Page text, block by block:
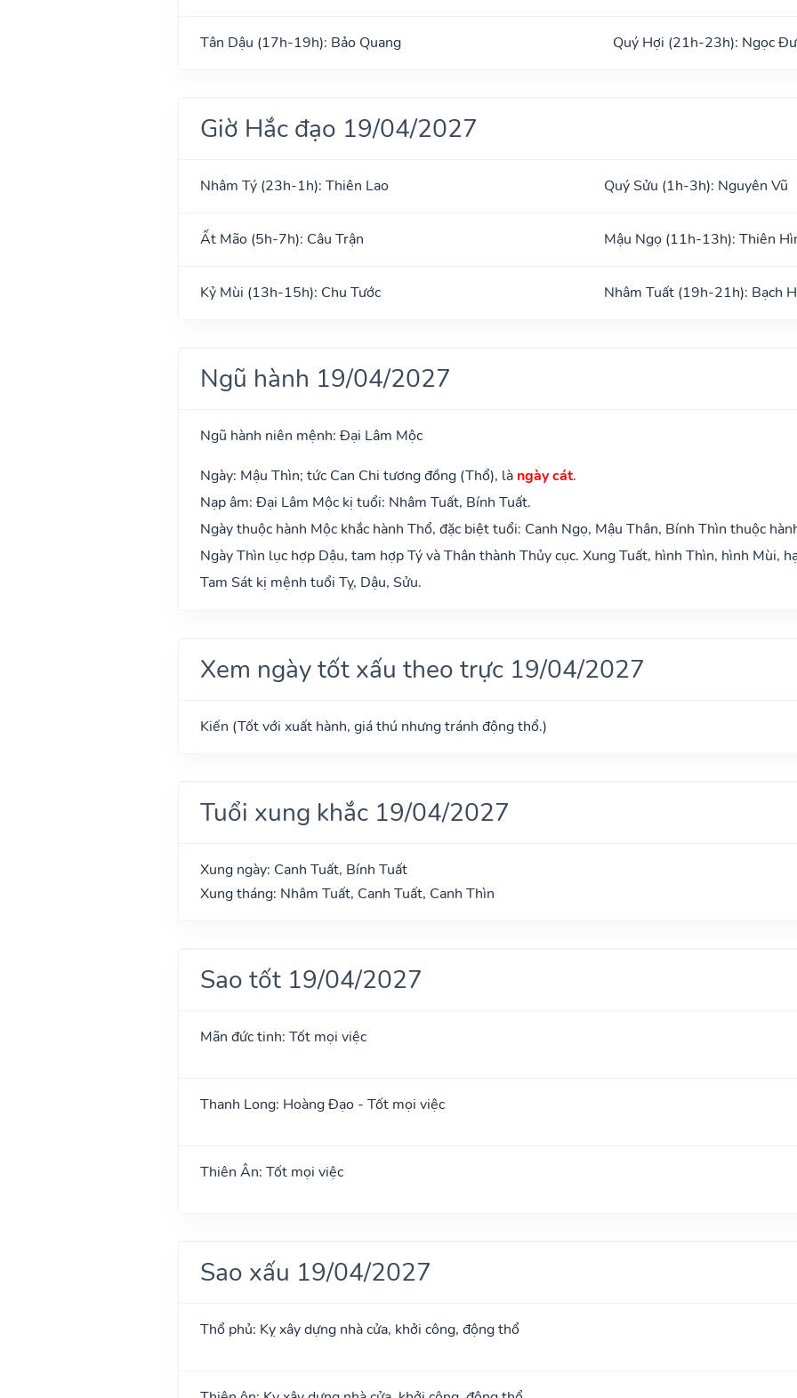
Tân Dậu (17h-19h): Bảo Quang Quý Hợi (21h-23h): Ngọc
Giờ Hắc đạo 19/04/2027
Nhâm Tý (23h-1h): Thiên Lao Quý Sửu (1h-3h): Nguyên Vũ
Ất Mão (5h-7h): Câu Trận Mậu Ngọ (11h-13h): Thiên
Kỷ Mùi (13h-15h): Chu Tước Nhâm Tuất (19h-21h): Bạch
Ngũ hành 19/04/2027
Ngũ hành niên mệnh: Đại Lâm Mộc
Ngày: Mậu Thìn; tức Can Chi tương đồng (Thổ), là ngày cát.
Nạp âm: Đại Lâm Mộc kị tuổi: Nhâm Tuất, Bính Tuất.
Ngày thuộc hành Mộc khắc hành Thổ, đặc biệt tuổi: Canh Ngọ, Mậu Thân, Bính Thìn thuộc
Ngày Thìn lục hợp Dậu, tam hợp Tý và Thân thành Thủy cục. Xung Tuất, hình Thìn, hình Mùi,
Tam Sát kị mệnh tuổi Tỵ, Dậu, Sửu.
Xem ngày tốt xấu theo trực 19/04/2027
Kiến (Tốt với xuất hành, giá thú nhưng tránh động thổ.)
Tuổi xung khắc 19/04/2027
Xung ngày: Canh Tuất, Bính Tuất
Xung tháng: Nhâm Tuất, Canh Tuất, Canh Thìn
Sao tốt 19/04/2027
Mãn đức tinh: Tốt mọi việc
Thanh Long: Hoàng Đạo - Tốt mọi việc
Thiên Ân: Tốt mọi việc
Sao xấu 19/04/2027
Thổ phủ: Kỵ xây dựng nhà cửa, khởi công, động thổ